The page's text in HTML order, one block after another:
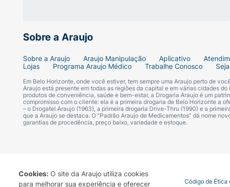
Cookies: O site da Araujo utiliza cookies
para melhorar sua experiência e oferecer
Sobre a Araujo
Sobre a Araujo Araujo Manipulação Aplicativo
Lojas
Programa Araujo Médico Trabalhe Conosco
Em Belo Horizonte, onde você estiver, tem sempre uma Araujo perto de
Araujo está presente em todas as regiões da capital e em várias cidades
produtos de conveniência, saúde e bem-estar, a Drogaria Araujo é um
compromisso com o cliente: ela é a primeira drogaria de Belo Horizonte a
– o Drogatel Araujo (1963), a primeira drogaria Drive-Thru (1990) e a
que a Araujo se destaca. O “Padrão Araujo de Medicamentos” dá nome
garantias de procedência, preço baixo, variedade e estoque.
Termo de Uso Portal da Privacidade Covid-19 Código de Ética